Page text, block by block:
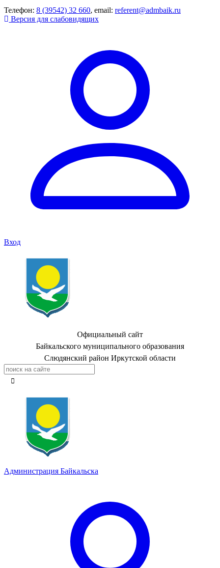
Телефон: 8 (39542) 32 660, email: referent@admbaik.ru
Версия для слабовидящих
Вход
Официальный сайт
Байкальского муниципального образования
Слюдянский район Иркутской области
Администрация Байкальска